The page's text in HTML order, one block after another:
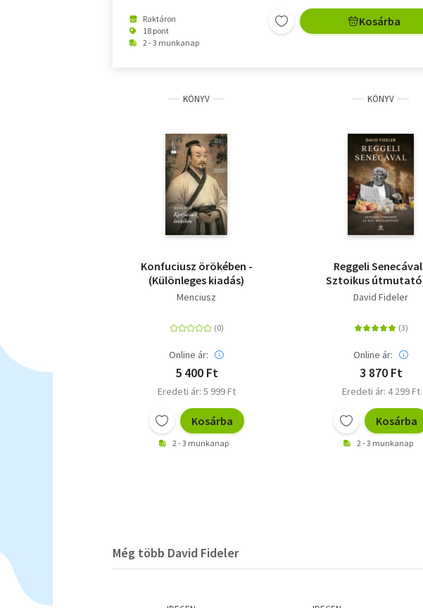
Raktáron
18 pont
2 - 3 munkanap
Kosárba
KÖNYV
Konfuciusz örökében -
(Különleges kiadás)
Menciusz
Online ár:
5 400 Ft
Eredeti ár: 5 999 Ft
Kosárba
2 - 3 munkanap
KÖNYV
Reggeli
Sztoikus útmutató
élet művészetéhez
David Fideler
Online ár:
3 870 Ft
Eredeti ár: 4 299 Ft
Kosárba
2 - 3 munkanap
Még több David Fideler